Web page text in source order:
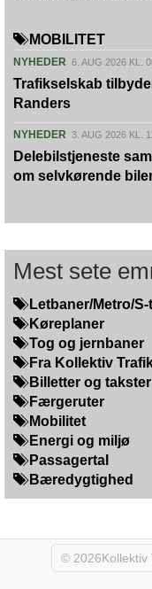
MOBILITET
NYHEDER 6. AUG 2026 KL.
Trafikselskab
Randers
NYHEDER 3. AUG 2026 KL.
Delebilstjeneste
om selvkørende
Mest sete
Letbaner/Metro/S-
Køreplaner
Tog og jernbaner
Fra Kollektiv
Billetter og takster
Færgeruter
Mobilitet
Energi og miljø
Passagertal
Bæredygtighed
© 2026Kollektiv